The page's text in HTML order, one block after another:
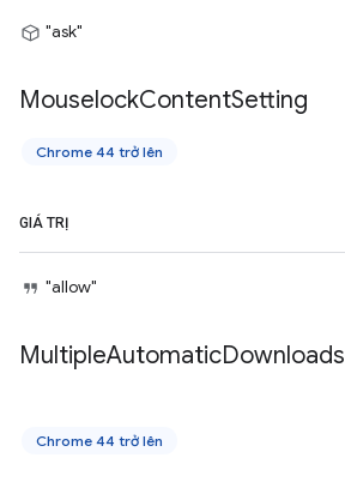
"ask"
MouselockContentSetting
Chrome 44 trở lên
GIÁ TRỊ
"allow"
MultipleAutomaticDownloads
Chrome 44 trở lên